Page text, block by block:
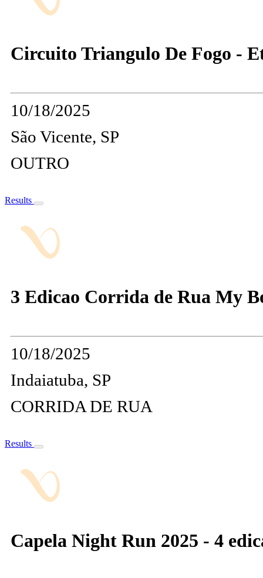
Circuito Triangulo De Fogo -
10/18/2025
São Vicente, SP
OUTRO
Results
3 Edicao Corrida de Rua My
10/18/2025
Indaiatuba, SP
CORRIDA DE RUA
Results
Capela Night Run 2025 - 4